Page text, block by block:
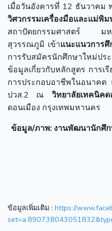
เมื่อวันอังคารที่ 12 ธันวาคม
วิศวกรรมเครื่องมือและแม่พิม
สถาปัตยกรรมศาสตร์ มหา
สุวรรณภูมิ เข้าแนะแนวการศึ
การรับสมัครนักศึกษาใหม่ป
ข้อมูลเกี่ยวกับหลักสูตร การเ
การประกอบอาชีพในอนาค
ปวส.2 ณ วิทยาลัยเทคนิคด
ดอนเมือง กรุงเทพมหานคร
ข้อมูล/ภาพ: งานพัฒนานักศึ
ข้อมูลเพิ่มเติม : https://